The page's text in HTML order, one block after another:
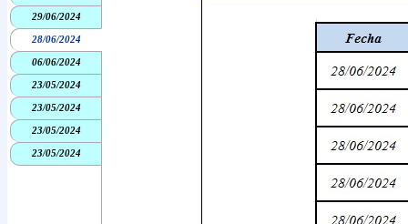
29/06/2024
28/06/2024
06/06/2024
23/05/2024
23/05/2024
23/05/2024
23/05/2024